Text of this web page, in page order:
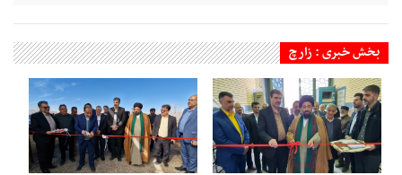
بخش خبری : زارچ
13 Bahman 1404 - 17:58